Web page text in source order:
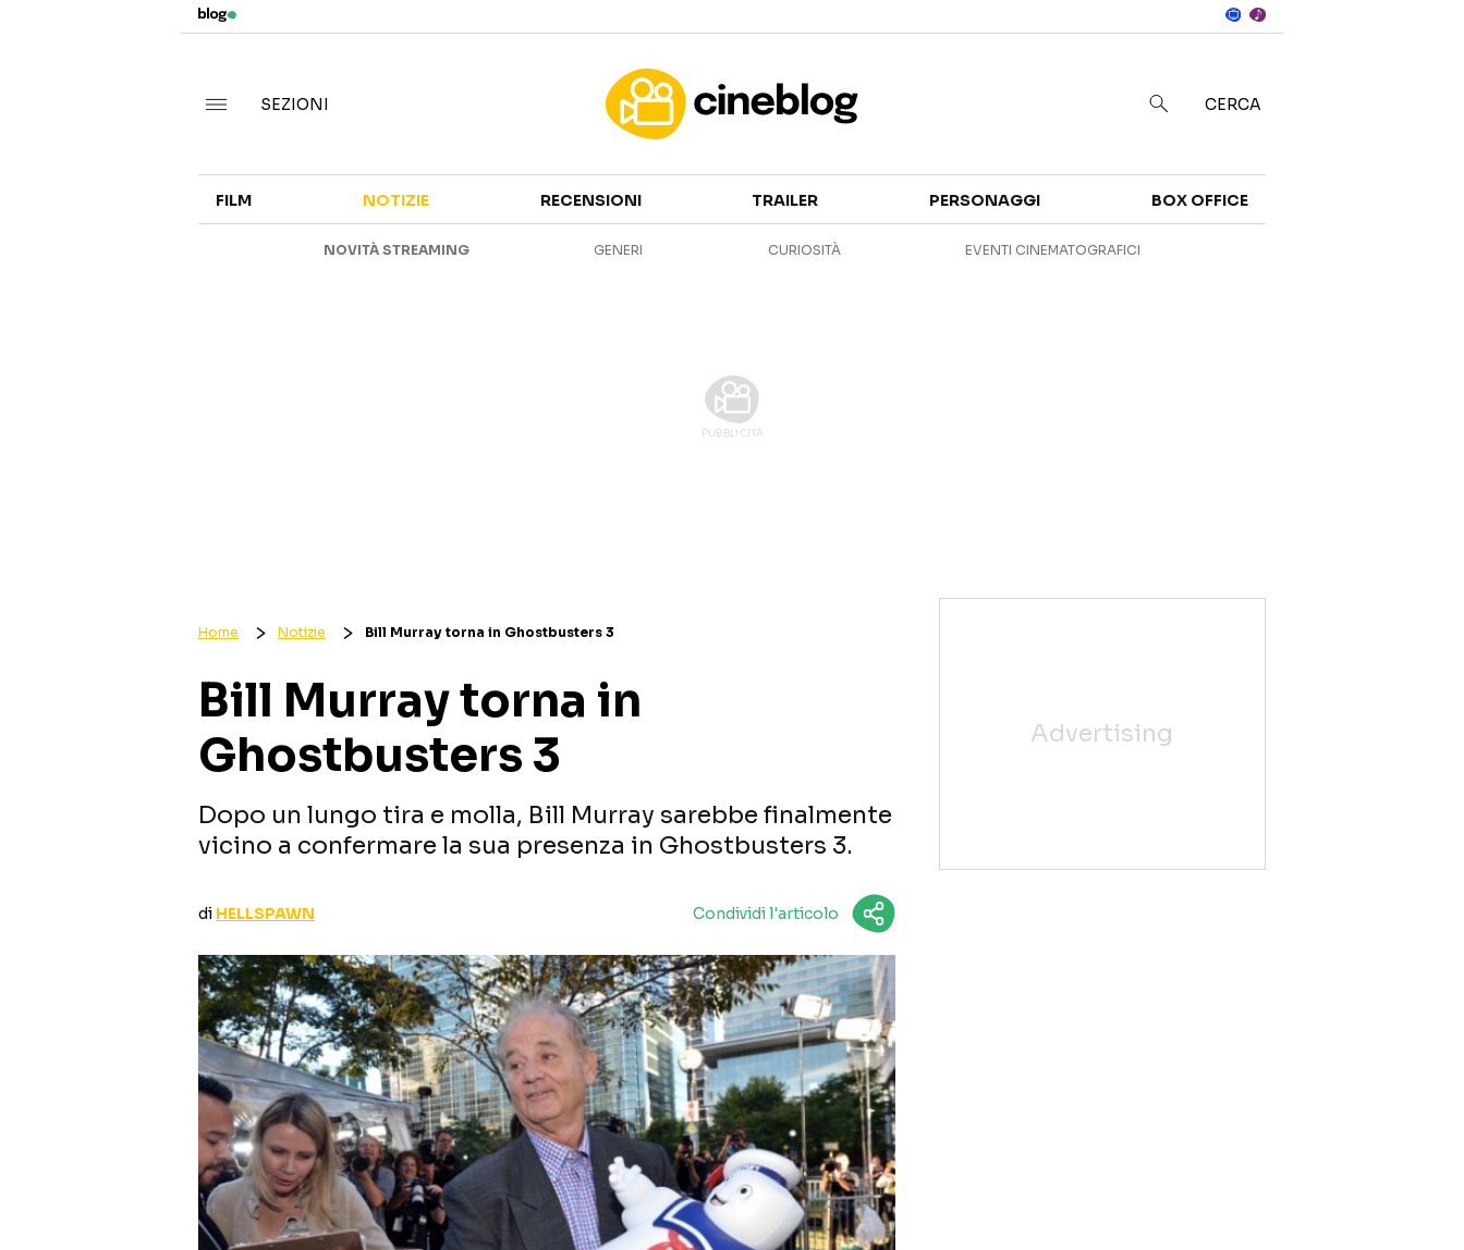
CANALI STREAMING
CURIOSITÀ
SEZIONI CERCA
FILM NOTIZIE RECENSIONI TRAILER PERSONAGGI BOX OFFICE
NOVITÀ STREAMING GENERI CURIOSITÀ EVENTI CINEMATOGRAFICI
Home Notizie Bill Murray torna in Ghostbusters 3
Bill Murray torna in
Ghostbusters 3
Dopo un lungo tira e molla, Bill Murray sarebbe finalmente
vicino a confermare la sua presenza in Ghostbusters 3.
di HELLSPAWN Condividi l'articolo